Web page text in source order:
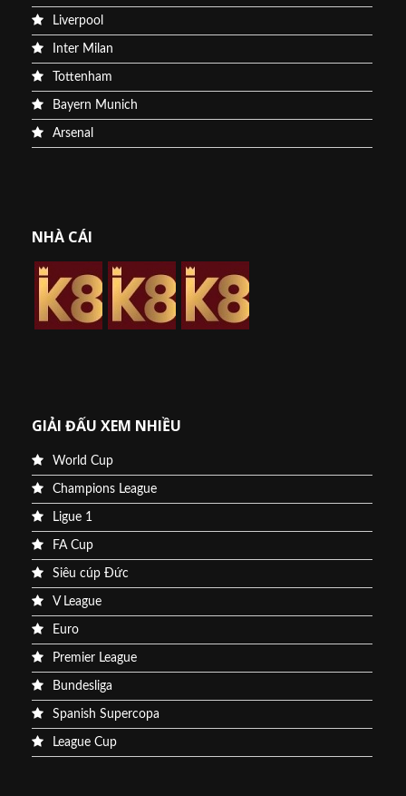
Liverpool
Inter Milan
Tottenham
Bayern Munich
Arsenal
NHÀ CÁI
GIẢI ĐẤU XEM NHIỀU
World Cup
Champions League
Ligue 1
FA Cup
Siêu cúp Đức
V League
Euro
Premier League
Bundesliga
Spanish Supercopa
League Cup